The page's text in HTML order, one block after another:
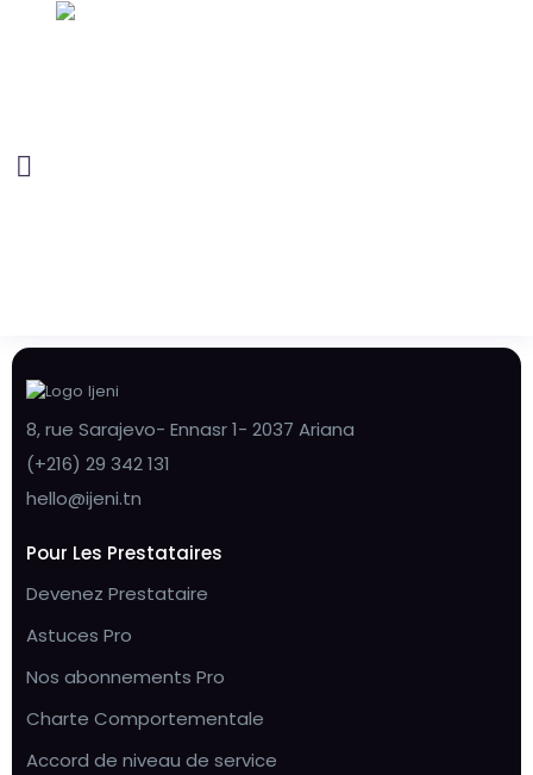
8, rue Sarajevo- Ennasr 1- 2037 Ariana
(+216) 29 342 131
hello@ijeni.tn
Pour Les Prestataires
Devenez Prestataire
Astuces Pro
Nos abonnements Pro
Charte Comportementale
Accord de niveau de service